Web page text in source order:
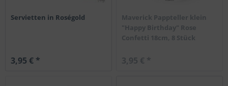
Servietten in Roségold
3,95 € *
Maverick Pappteller klein
"Happy Birthday" Rose
Confetti 18cm, 8 Stück
3,95 € *